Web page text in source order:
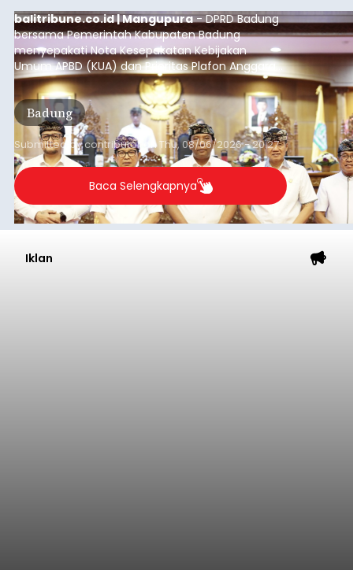
balitribune.co.id | Mangupura- DPRD Badung
bersama Pemerintah Kabupaten Badung
menyepakati Nota Kesepakatan Kebijakan
Umum APBD (KUA) dan Prioritas Plafon Anggaran
Sementara (PPAS) Tahun Anggaran 2027 dalam
rapat paripurna yang digelar di Gedung DPRD
Badung, Kamis (6/8/2026).
Badung
Submitted bycontributor onThu, 08/06/2026 - 20:27
Baca Selengkapnya
Iklan